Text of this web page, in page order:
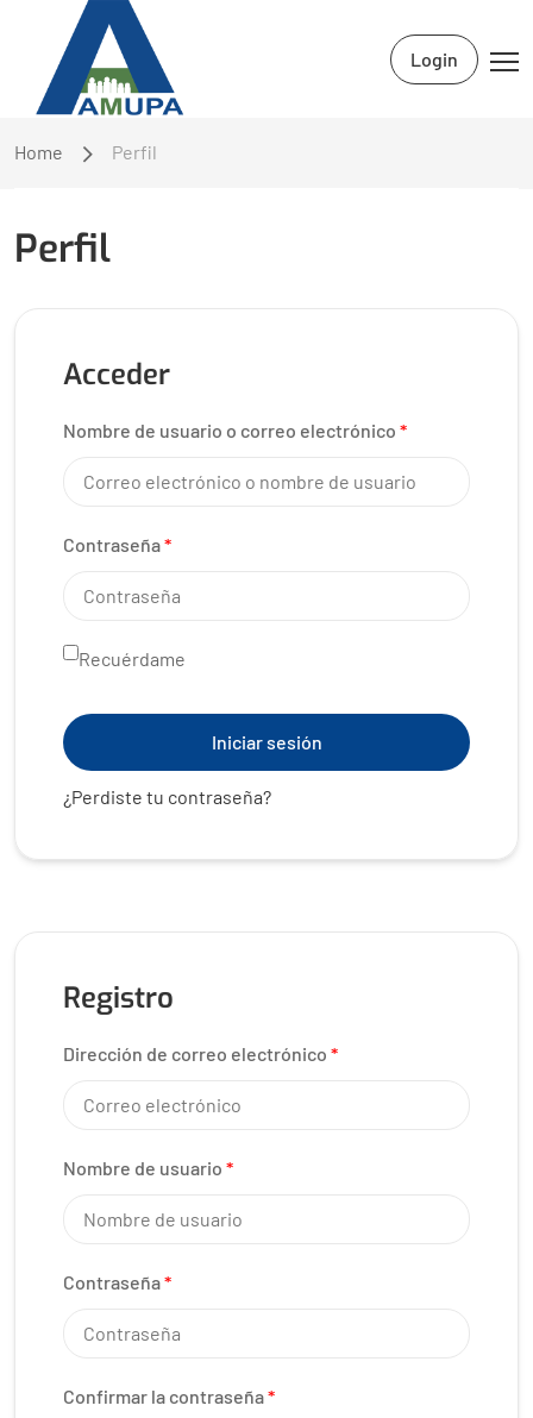
Login
Home Perfil
Perfil
Acceder
Nombre de usuario o correo electrónico *
Contraseña*
Recuérdame
Iniciar sesión
¿Perdiste tu contraseña?
Registro
Dirección de correo electrónico *
Nombre de usuario *
Contraseña*
Confirmar la contraseña*